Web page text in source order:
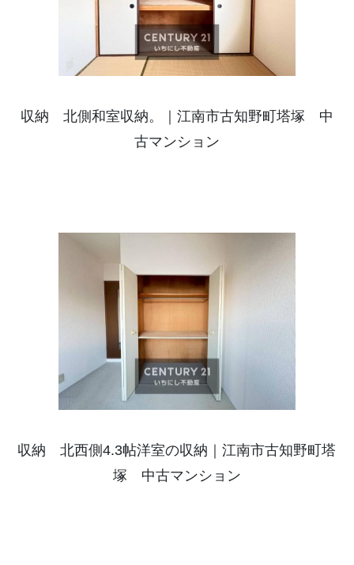
収納 北側和室収納。｜江南市古知野町塔塚 中
古マンション
収納 北西側4.3帖洋室の収納｜江南市古知野町塔
塚 中古マンション